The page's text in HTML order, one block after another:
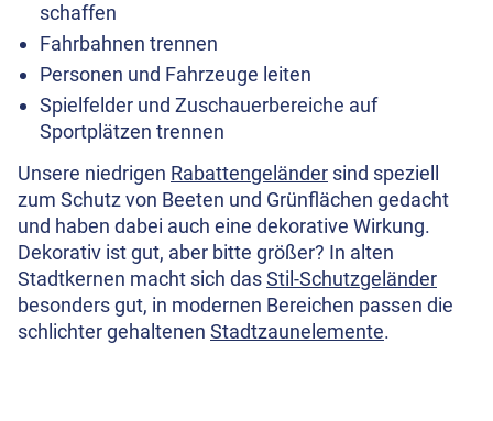
schaffen
Fahrbahnen trennen
Personen und Fahrzeuge leiten
Spielfelder und Zuschauerbereiche auf
Sportplätzen trennen
Unsere niedrigen Rabattengeländer sind speziell
zum Schutz von Beeten und Grünflächen gedacht
und haben dabei auch eine dekorative Wirkung.
Dekorativ ist gut, aber bitte größer? In alten
Stadtkernen macht sich dasStil-Schutzgeländer
besonders gut, in modernen Bereichen passen die
schlichter gehaltenen Stadtzaunelemente.